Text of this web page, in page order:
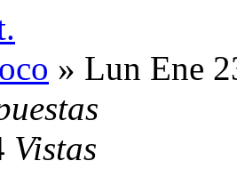
» Lun Ene
Vistas